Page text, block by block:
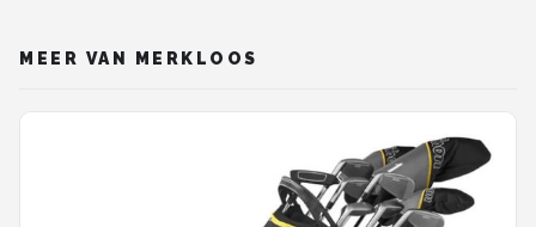
MEER VAN MERKLOOS